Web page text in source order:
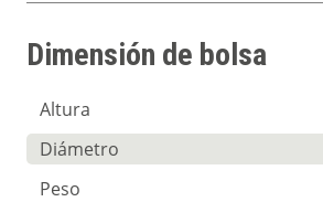
Dimensión de bolsa
Altura
Diámetro
Peso